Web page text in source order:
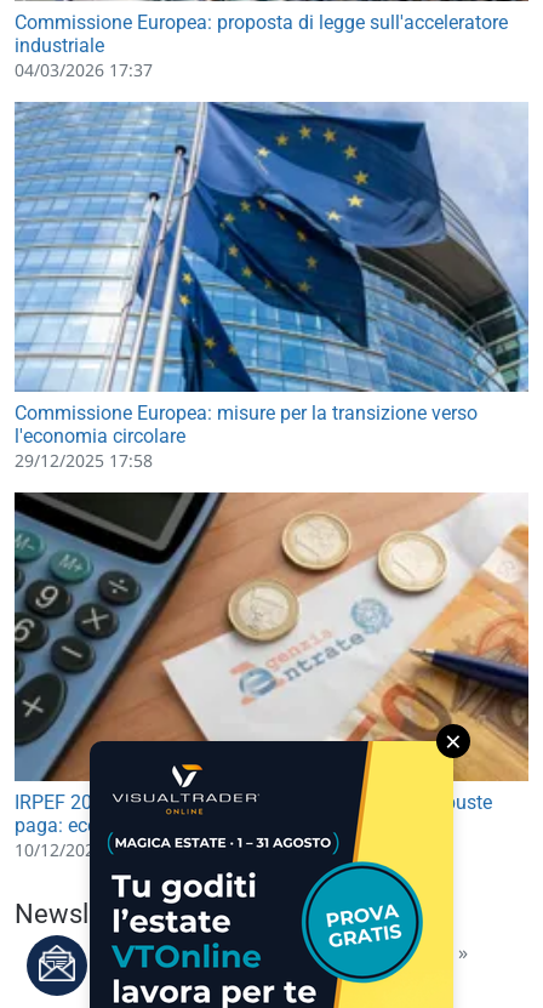
Commissione Europea: proposta di legge sull'acceleratore
industriale
04/03/2026 17:37
Commissione Europea: misure per la transizione verso
l'economia circolare
29/12/2025 17:58
IRPEF 2026, il taglio non basterà per aumentare le buste
paga: ecco perché
10/12/2025 10:15
Newsletter del 07/08/2026
Leggi i migliori articoli della settimana »
×